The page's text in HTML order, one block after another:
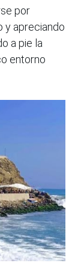
por
y apreciando
a pie la
entorno